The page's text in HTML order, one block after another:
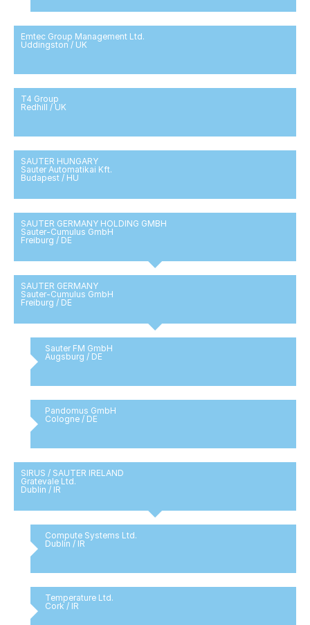
Emtec Group Management Ltd.
Uddingston / UK
T4 Group
Redhill / UK
SAUTER HUNGARY
Sauter Automatikai Kft.
Budapest / HU
SAUTER GERMANY HOLDING GMBH
Sauter-Cumulus GmbH
Freiburg / DE
SAUTER GERMANY
Sauter-Cumulus GmbH
Freiburg / DE
Sauter FM GmbH
Augsburg / DE
Pandomus GmbH
Cologne / DE
SIRUS / SAUTER IRELAND
Gratevale Ltd.
Dublin / IR
Compute Systems Ltd.
Dublin / IR
Temperature Ltd.
Cork / IR